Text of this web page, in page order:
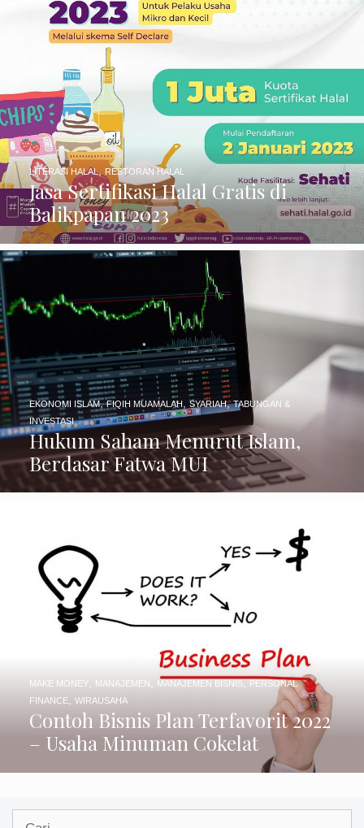
Jasa Sertifikasi Halal Gratis di
Balikpapan 2023
LITERASI HALAL, RESTORAN HALAL
Hukum Saham Menurut Islam,
Berdasar Fatwa MUI
EKONOMI ISLAM,FIQIH MUAMALAH SYARIAH,TABUNGAN &
INVESTASI
Contoh Bisnis Plan Terfavorit 2022
– Usaha Minuman Cokelat
MAKE MONEY, MANAJEMEN , MANAJEMEN BISNIS,PERSONAL
FINANCE, WIRAUSAHA
Cari